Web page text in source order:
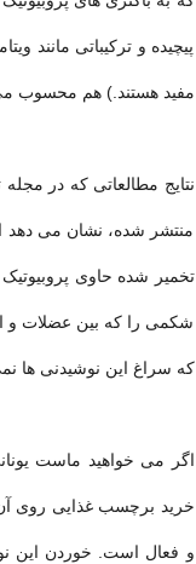
پیچیده و ترکیباتی مانند
مفید هستند.) هم محسوب
منتشر شده، نشان می دهد
تخمیر شده حاوی
شکمی را که بین عضلات و
که سراغ این نوشیدنی ها
اگر می خواهید ماست
خرید برچسب غذایی روی آن
و فعال است. خوردن این